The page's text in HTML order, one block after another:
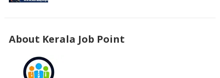
About Kerala Job Point